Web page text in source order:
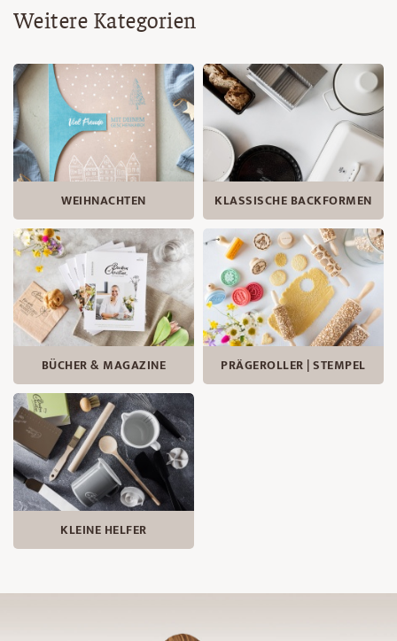
Weitere Kategorien
WEIHNACHTEN KLASSISCHE BACKFORMEN
BÜCHER & MAGAZINE PRÄGEROLLER | STEMPEL
KLEINE HELFER